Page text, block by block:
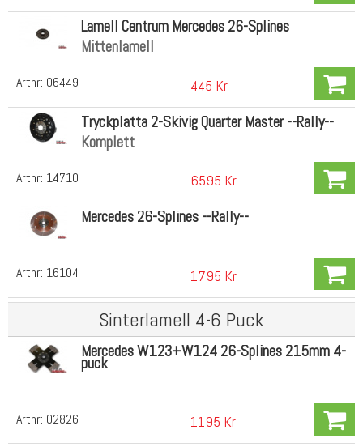
Artnr: 06449
Lamell Centrum Mercedes 26-Splines
Mittenlamell
445 Kr
Artnr: 14710
Tryckplatta 2-Skivig Quarter Master --Rally--
Komplett
6595 Kr
Artnr: 16104
Mercedes 26-Splines --Rally--
1795 Kr
Sinterlamell 4-6 Puck
Artnr: 02826
Mercedes W123+W124 26-Splines 215mm 4-
puck
1195 Kr